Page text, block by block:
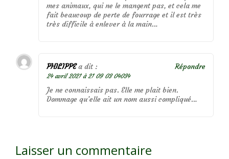
mes animaux, qui ne le mangent pas, et cela me
fait beaucoup de perte de fourrage et il est très
très difficile à enlever à la main…
PHILIPPE a dit :
24 avril 2021 à 21 09 03 04034
Je ne connaissais pas. Elle me plait bien.
Dommage qu’elle ait un nom aussi compliqué…
Répondre
Laisser un commentaire